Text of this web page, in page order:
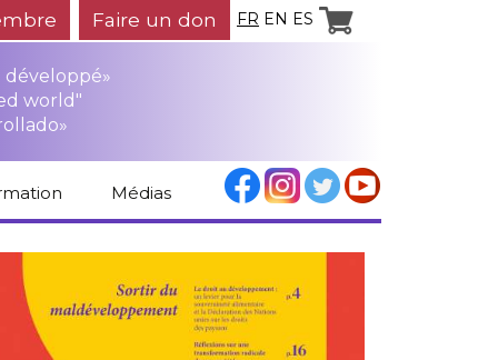
Faire un don FR EN ES
développé»
world"
Médias
Revue de presse